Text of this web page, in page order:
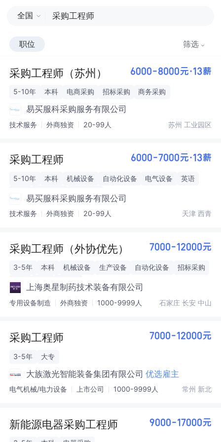
全国
职位 筛选
采购工程师（苏州） 6000-8000元·13薪
5-10年 本科 电商采购 招标采购 商务采购
易买服科采购服务有限公司
技术服务 外商独资 20-99人 苏州 工业园区
采购工程师 6000-7000元·13薪
5-10年 本科 机械设备 自动化设备 电气设备
英语
易买服科采购服务有限公司
技术服务 外商独资 20-99人 天津 西青
采购工程师（外协优先） 7000-12000元
3-5年 本科 机械设备 生产设备 自动化设备
招标采购
外协
非标 机加工
上海奥星制药技术装备有限公司
专用设备制造 外商独资 1000-9999人 石家庄 长安 中山
采购工程师 7000-12000元
3-5年 大专
大族激光智能装备集团有限公司 优选雇主
电气机械/电力设备 上市公司 1000-9999人 常州 新北
新能源电器采购工程师 9000-17000元